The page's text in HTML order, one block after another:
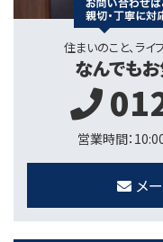
住まいのこと、ラ
なんでも
営業時間：
メ